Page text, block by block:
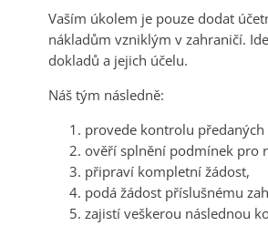
Vaším úkolem je pouze dodat
nákladům vzniklým v zahraničí.
dokladů a jejich účelu.
Náš tým následně:
provede kontrolu
ověří splnění podmínek pro
připraví kompletní žádost,
podá žádost příslušnému
zajistí veškerou následnou